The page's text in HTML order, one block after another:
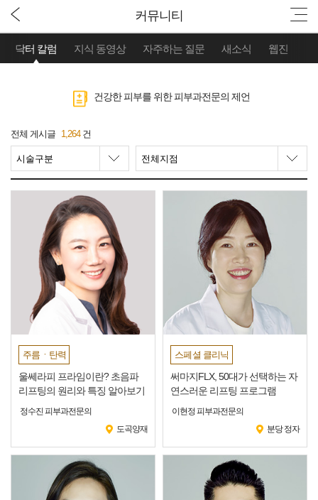
커뮤니티
닥터 칼럼 지식 동영상 자주하는 질문 새소식 웹진
건강한 피부를 위한 피부과전문의 제언
전체 게시글 1,264건
주름ㆍ탄력
울쎄라피 프라임이란? 초음파
리프팅의 원리와 특징 알아보기
정수진 피부과전문의
도곡양재
스페셜 클리닉
써마지FLX, 50대가 선택하는 자
연스러운 리프팅 프로그램
이현정 피부과전문의
분당 정자